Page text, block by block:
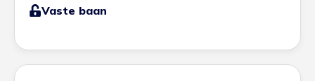
Vaste baan